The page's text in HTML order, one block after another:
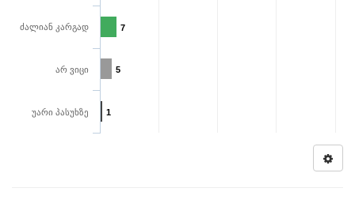
7
5
1
ძალიან კარგად
არ ვიცი
უარი პასუხზე